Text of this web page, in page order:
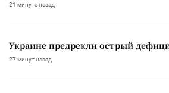
21 минута назад
Украине предрекли острый
27 минут назад